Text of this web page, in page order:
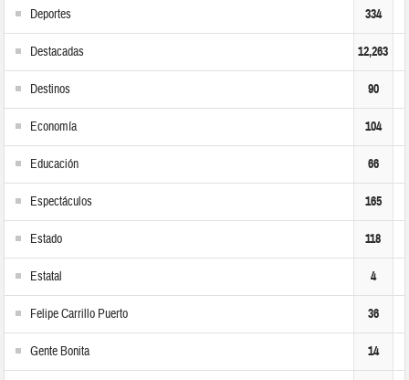
Deportes 334
Destacadas 12,263
Destinos 90
Economía 104
Educación 66
Espectáculos 165
Estado 118
Estatal 4
Felipe Carrillo Puerto 36
Gente Bonita 14